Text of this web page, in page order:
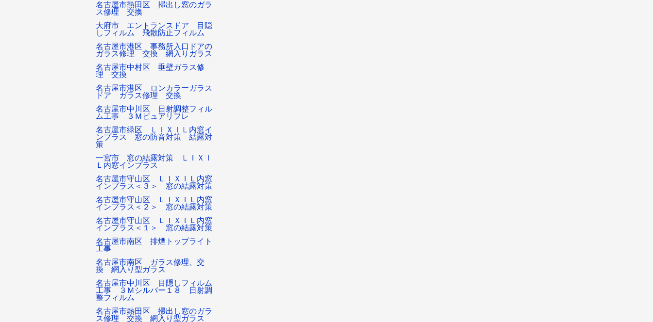
名古屋市熱田区 掃出し窓のガラ
ス修理 交換
大府市 エントランスドア 目隠
しフィルム 飛散防止フィルム
名古屋市港区 事務所入口ドアの
ガラス修理 交換 網入りガラス
名古屋市中村区 垂壁ガラス修
理 交換
名古屋市港区 ロンカラーガラス
ドア ガラス修理 交換
名古屋市中川区 日射調整フィル
ム工事 ３Ｍピュアリフレ
名古屋市緑区 ＬＩＸＩＬ内窓イ
ンプラス 窓の防音対策 結露対
策
一宮市 窓の結露対策 ＬＩＸＩ
Ｌ内窓インプラス
名古屋市守山区 ＬＩＸＩＬ内窓
インプラス＜３＞ 窓の結露対策
名古屋市守山区 ＬＩＸＩＬ内窓
インプラス＜２＞ 窓の結露対策
名古屋市守山区 ＬＩＸＩＬ内窓
インプラス＜１＞ 窓の結露対策
名古屋市南区 排煙トップライト
工事
名古屋市南区 ガラス修理、交
換 網入り型ガラス
名古屋市中川区 目隠しフィルム
工事 ３Ｍシルバー１８ 日射調
整フィルム
名古屋市熱田区 掃出し窓のガラ
ス修理 交換 網入り型ガラス